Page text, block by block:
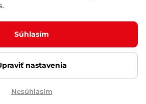
4.7(18)
Vyhrievané rukavice, ktoré vydržia
…
125,90 €
na sklade – 10.8. u Vás
Súhlasím
nastavenia
Nesúhlasím